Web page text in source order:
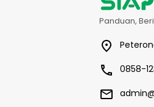
Panduan,
0858-